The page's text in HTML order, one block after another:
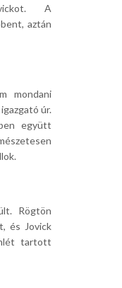
A
aztán
mondani
úr.
együtt
Rögtön
és Jovick
tartott